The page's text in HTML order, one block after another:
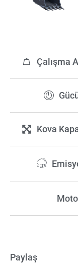
Çalışma
Kova
Paylaş